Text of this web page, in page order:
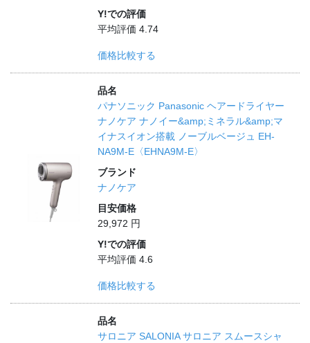
Y!での評価
平均評価 4.74
価格比較する
品名
パナソニック Panasonic ヘアードライヤー
ナノケア ナノイー&amp;ミネラル&amp;マ
イナスイオン搭載 ノーブルベージュ EH-
NA9M-E〈EHNA9M-E〉
ブランド
ナノケア
目安価格
29,972 円
Y!での評価
平均評価 4.6
価格比較する
品名
サロニア SALONIA サロニア スムースシャ